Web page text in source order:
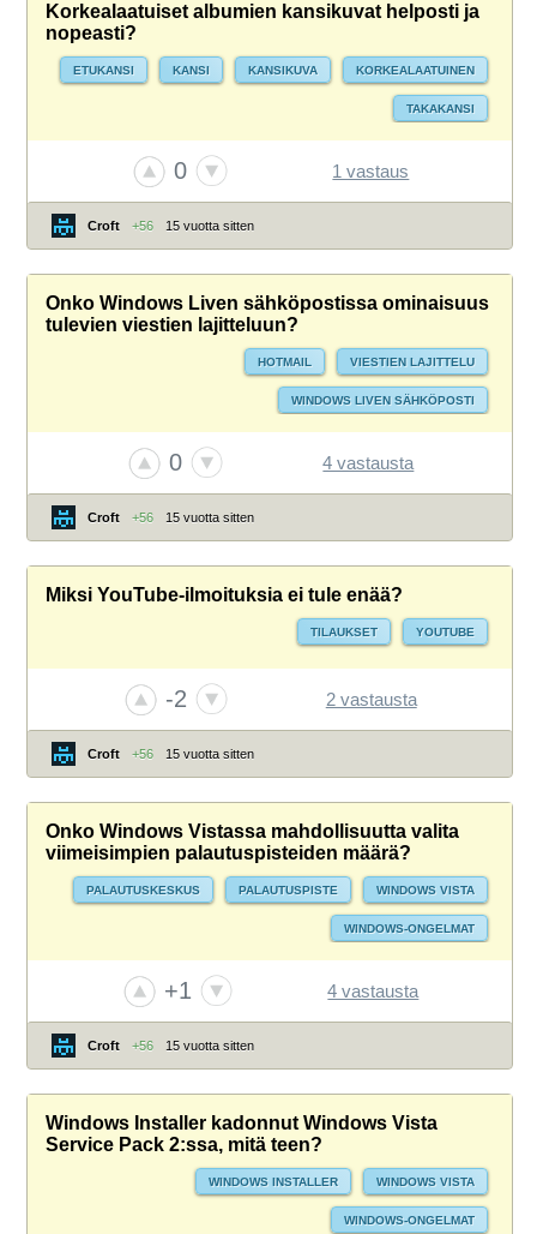
Korkealaatuiset albumien kansikuvat helposti ja
nopeasti?
ETUKANSI KANSI KANSIKUVA KORKEALAATUINEN
TAKAKANSI
0 1 vastaus
Croft +56 15 vuotta sitten
Onko Windows Liven sähköpostissa ominaisuus
tulevien viestien lajitteluun?
HOTMAIL VIESTIEN LAJITTELU
WINDOWS LIVEN SÄHKÖPOSTI
0 4 vastausta
Croft +56 15 vuotta sitten
Miksi YouTube-ilmoituksia ei tule enää?
TILAUKSET YOUTUBE
-2 2 vastausta
Croft +56 15 vuotta sitten
Onko Windows Vistassa mahdollisuutta valita
viimeisimpien palautuspisteiden määrä?
PALAUTUSKESKUS PALAUTUSPISTE WINDOWS VISTA
WINDOWS-ONGELMAT
+1 4 vastausta
Croft +56 15 vuotta sitten
Windows Installer kadonnut Windows Vista
Service Pack 2:ssa, mitä teen?
WINDOWS INSTALLER WINDOWS VISTA
WINDOWS-ONGELMAT